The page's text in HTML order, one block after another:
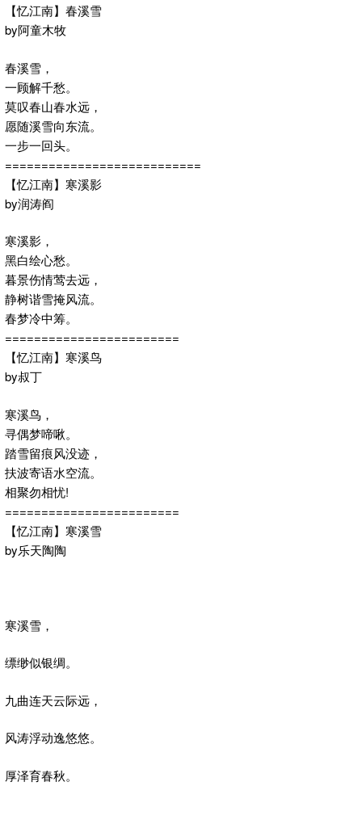
【忆江南】春溪雪
by阿童木牧
春溪雪，
一顾解千愁。
莫叹春山春水远，
愿随溪雪向东流。
一步一回头。
===========================
【忆江南】寒溪影
by润涛阎
寒溪影，
黑白绘心愁。
暮景伤情莺去远，
静树谐雪掩风流。
春梦冷中筹。
========================
【忆江南】寒溪鸟
by叔丁
寒溪鸟，
寻偶梦啼啾。
踏雪留痕风没迹，
扶波寄语水空流。
相聚勿相忧!
========================
【忆江南】寒溪雪
by乐天陶陶
寒溪雪，
缥缈似银绸。
九曲连天云际远，
风涛浮动逸悠悠。
厚泽育春秋。